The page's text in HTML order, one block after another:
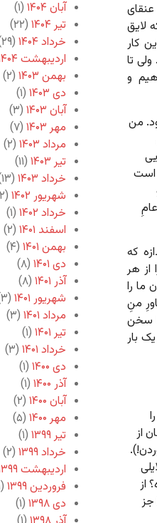
لایق
کار
تا
و
من
است
که
از هر
را
منِ
سخن
بار
از
از
جز
آبان ۱۴۰۴
(۱)
تیر ۱۴۰۴
(۲۲)
خرداد ۱۴۰۴
(۲۹)
اردیبهشت ۱۴۰۴
بهمن ۱۴۰۳
(۲)
دی ۱۴۰۳
(۱)
آبان ۱۴۰۳
(۳)
مهر ۱۴۰۳
(۷)
مرداد ۱۴۰۳
(۲)
تیر ۱۴۰۳
(۱۱)
خرداد ۱۴۰۳
(۱۳)
شهریور ۱۴۰۲
(۲)
خرداد ۱۴۰۲
(۱)
اسفند ۱۴۰۱
(۲)
بهمن ۱۴۰۱
(۴)
دی ۱۴۰۱
(۸)
آذر ۱۴۰۱
(۸)
شهریور ۱۴۰۱
(۳)
مرداد ۱۴۰۱
(۳)
تیر ۱۴۰۱
(۱)
خرداد ۱۴۰۱
(۳)
دی ۱۴۰۰
(۱)
آذر ۱۴۰۰
(۱)
آبان ۱۴۰۰
(۲)
مهر ۱۴۰۰
(۵)
تیر ۱۳۹۹
(۱)
خرداد ۱۳۹۹
(۲)
اردیبهشت ۱۳۹۹
فروردین ۱۳۹۹
(۱)
دی ۱۳۹۸
(۱)